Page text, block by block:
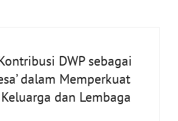
DWP sebagai
dalam Memperkuat
dan Lembaga